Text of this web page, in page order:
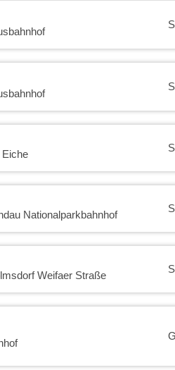
Nationalparkbahnhof
Weifaer Straße